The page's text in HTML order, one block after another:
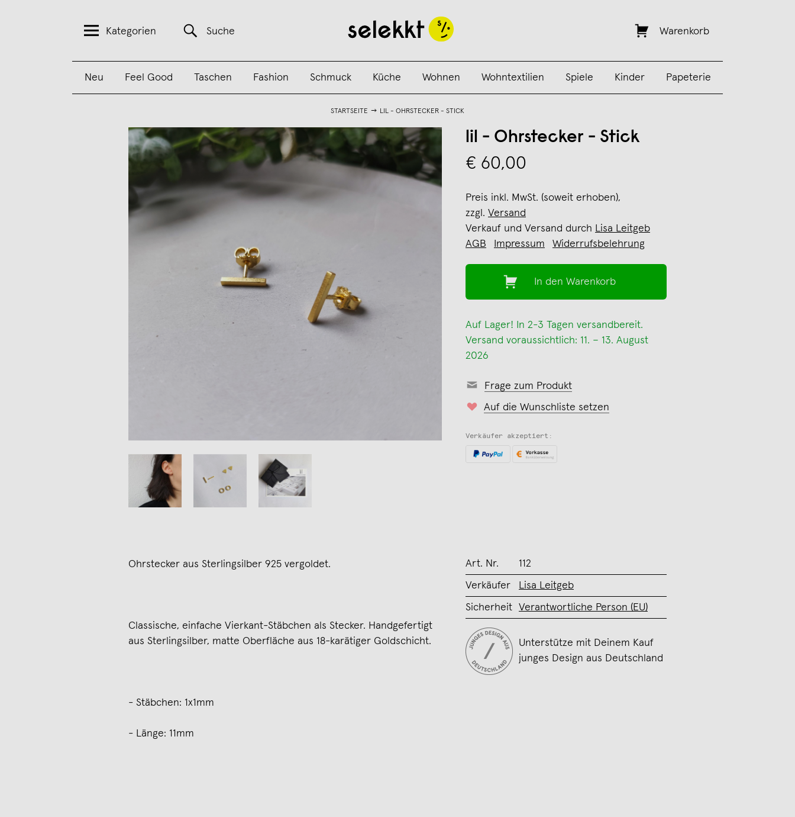
Kategorien Suche Warenkorb
Neu Feel Good Taschen Fashion Schmuck Küche Wohnen Wohntextilien Spiele Kinder Papeterie
STARTSEITE LIL - OHRSTECKER - STICK
lil - Ohrstecker - Stick
€ 60,00
Preis inkl. MwSt. (soweit erhoben),
zzgl. Versand
Verkauf und Versand durch Lisa Leitgeb
AGB
Impressum Widerrufsbelehrung
In den Warenkorb
Auf Lager! In 2-3 Tagen versandbereit.
Versand voraussichtlich: 11. – 13. August
2026
Frage zum Produkt
Auf die Wunschliste setzen
Verkäufer akzeptiert:
Ohrstecker aus Sterlingsilber 925 vergoldet.
Classische, einfache Vierkant-Stäbchen als Stecker. Handgefertigt
aus Sterlingsilber, matte Oberfläche aus 18-karätiger Goldschicht.
- Stäbchen: 1x1mm
- Länge: 11mm
Art. Nr. 112
Verkäufer Lisa Leitgeb
Sicherheit Verantwortliche Person (EU)
Unterstütze mit Deinem Kauf
junges Design aus Deutschland